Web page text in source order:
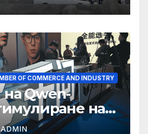
OF COMMERCE AND INDUSTRY
Qwen-
на
618
ADMIN